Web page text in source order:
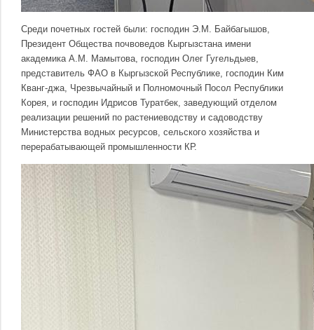
Среди почетных гостей были: господин Э.М. Байбагышов,
Президент Общества почвоведов Кыргызстана имени
академика А.М. Мамытова, господин Олег Гугельдыев,
представитель ФАО в Кыргызской Республике, господин Ким
Кванг-джа, Чрезвычайный и Полномочный Посол Республики
Корея, и господин Идрисов Туратбек, заведующий отделом
реализации решений по растениеводству и садоводству
Министерства водных ресурсов, сельского хозяйства и
перерабатывающей промышленности КР.